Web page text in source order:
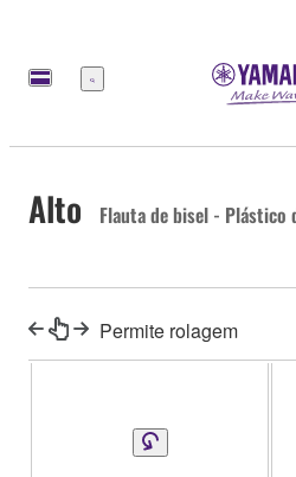
Menu
Alto Flauta de bisel - Plástico
Permite rolagem